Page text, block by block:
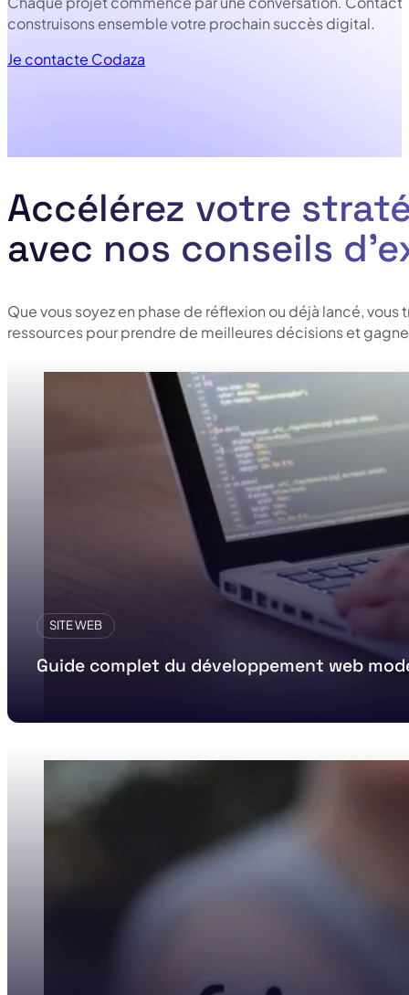
construisons ensemble votre prochain succès digital.
Je contacte Codaza
Accélérez votre
avec nos conseils
Que vous soyez en phase de réflexion ou déjà lancé, vous
ressources pour prendre de meilleures décisions et
SITE WEB
Guide complet du développement web